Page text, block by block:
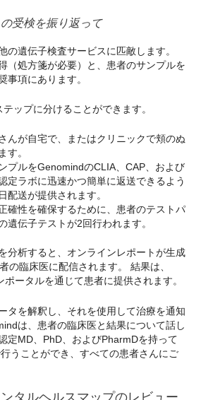
受検を振り返って
の遺伝子検査サービスに匹敵します。
（処方箋が必要）と、患者のサンプルを
事項にあります。
ップに分けることができます。
んが自宅で、またはクリニックで頬のぬ
す。
プルをGenomindのCLIA、CAP、および
定ラボに迅速かつ簡単に返送できるよう
配送が提供されます。
確性を確保するために、患者のテストパ
遺伝子テストが2回行われます。
分析すると、オンラインレポートが生成
の臨床医に配信されます。 結果は、
ータルを通じて患者に提供されます。
タを解釈し、それを使用して治療を通知
は、患者の臨床医と結果について話し
定MD、PhD、およびPharmDを持って
うことができ、すべての患者さんにご